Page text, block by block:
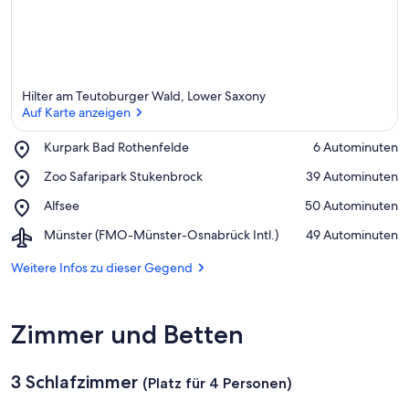
Hilter am Teutoburger Wald, Lower Saxony
Auf Karte anzeigen
Kurpark Bad Rothenfelde
Place,
Bad
‪6 Autominuten‬
Zoo Safaripark Stukenbrock
Place,
Safaripark
‪39 Autominuten‬
Alfsee
Place,
‪50 Autominuten‬
Münster (FMO-Münster-Osnabrück Intl.)
Airport,
(FMO-
‪49 Autominuten‬
Weitere Infos zu dieser Gegend
Zimmer und Betten
3 Schlafzimmer (Platz für 4 Personen)